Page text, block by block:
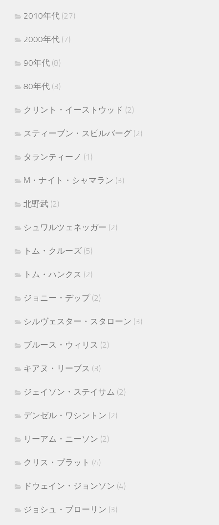
2010年代 (27)
2000年代 (7)
90年代 (8)
80年代 (3)
クリント・イーストウッド (2)
スティーブン・スピルバーグ (2)
タランティーノ (1)
M・ナイト・シャマラン (3)
北野武 (2)
シュワルツェネッガー (2)
トム・クルーズ (5)
トム・ハンクス (2)
ジョニー・デップ(2)
シルヴェスター・スタローン (3)
ブルース・ウィリス (2)
キアヌ・リーブス (3)
ジェイソン・ステイサム (2)
デンゼル・ワシントン (2)
リーアム・ニーソン (2)
クリス・プラット (4)
ドウェイン・ジョンソン (4)
ジョシュ・ブローリン (3)